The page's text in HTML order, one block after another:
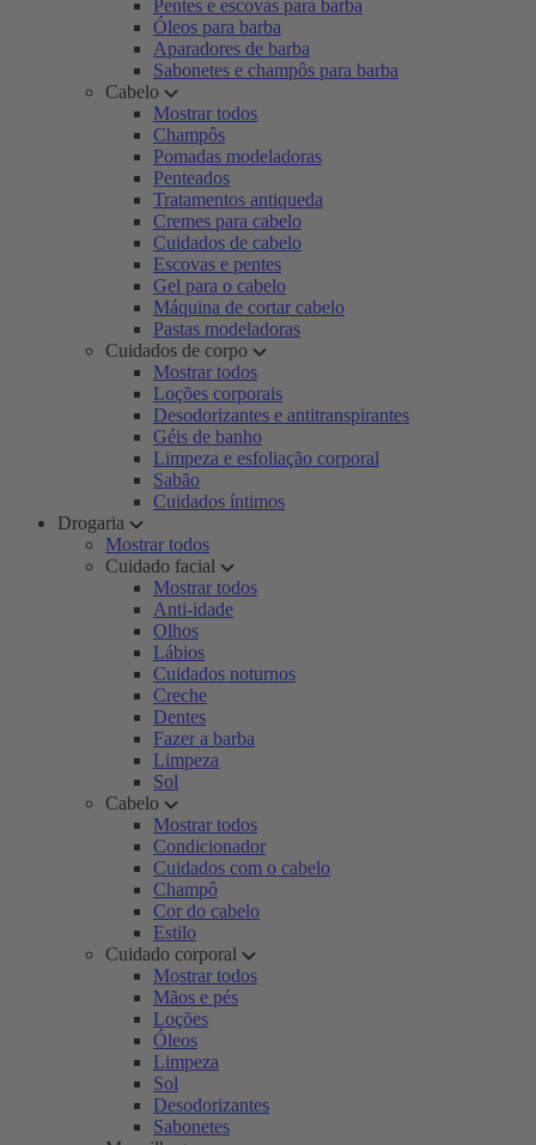
Pentes e escovas para barba
Óleos para barba
Aparadores de barba
Sabonetes e champôs para barba
Cabelo
Mostrar todos
Champôs
Pomadas modeladoras
Penteados
Tratamentos antiqueda
Cremes para cabelo
Cuidados de cabelo
Escovas e pentes
Gel para o cabelo
Máquina de cortar cabelo
Pastas modeladoras
Cuidados de corpo
Mostrar todos
Loções corporais
Desodorizantes e antitranspirantes
Géis de banho
Limpeza e esfoliação corporal
Sabão
Cuidados íntimos
Drogaria
Mostrar todos
Cuidado facial
Mostrar todos
Anti-idade
Olhos
Lábios
Cuidados noturnos
Creche
Dentes
Fazer a barba
Limpeza
Sol
Cabelo
Mostrar todos
Condicionador
Cuidados com o cabelo
Champô
Cor do cabelo
Estilo
Cuidado corporal
Mostrar todos
Mãos e pés
Loções
Óleos
Limpeza
Sol
Desodorizantes
Sabonetes